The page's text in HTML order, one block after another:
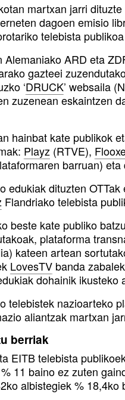
martxan jarri
dagoen emisio
telebista
Alemaniako ARD eta
gazteei
‘DRUCK’ websaila
zuzenean eskaintzen
hainbat kate publikok
Playz (RTVE),
barruan) eta
edukiak dituzten
Flandriako telebista
beste kate publiko
plataforma
kateen artean
LovesTV banda
dohainik ikusteko
telebistek nazioarteko
aliantzak martxan
berriak
EITB telebista
% 11 baino ez zuten
albistegiek %